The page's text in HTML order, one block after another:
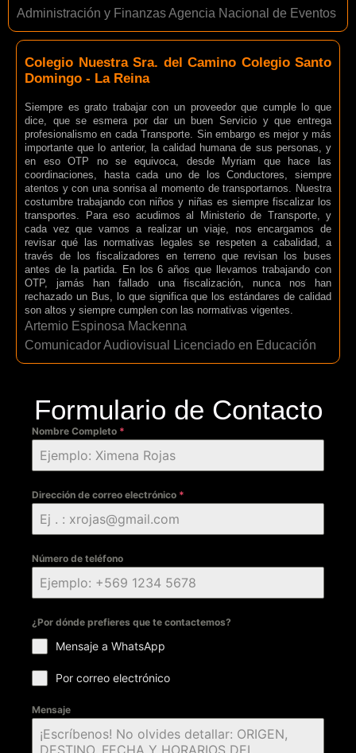
Administración y Finanzas Agencia Nacional de Eventos
Colegio Nuestra Sra. del Camino Colegio Santo
Domingo - La Reina
Siempre es grato trabajar con un proveedor que cumple lo que
dice, que se esmera por dar un buen Servicio y que entrega
profesionalismo en cada Transporte. Sin embargo es mejor y más
importante que lo anterior, la calidad humana de sus personas, y
en eso OTP no se equivoca, desde Myriam que hace las
coordinaciones, hasta cada uno de los Conductores, siempre
atentos y con una sonrisa al momento de transportarnos. Nuestra
costumbre trabajando con niños y niñas es siempre fiscalizar los
transportes. Para eso acudimos al Ministerio de Transporte, y
cada vez que vamos a realizar un viaje, nos encargamos de
revisar qué las normativas legales se respeten a cabalidad, a
través de los fiscalizadores en terreno que revisan los buses
antes de la partida. En los 6 años que llevamos trabajando con
OTP, jamás han fallado una fiscalización, nunca nos han
rechazado un Bus, lo que significa que los estándares de calidad
son altos y siempre cumplen con las normativas vigentes.
Artemio Espinosa Mackenna
Comunicador Audiovisual Licenciado en Educación
Formulario de Contacto
Nombre Completo *
Dirección de correo electrónico *
Número de teléfono
¿Por dónde prefieres que te contactemos?
Mensaje a WhatsApp
Por correo electrónico
Mensaje